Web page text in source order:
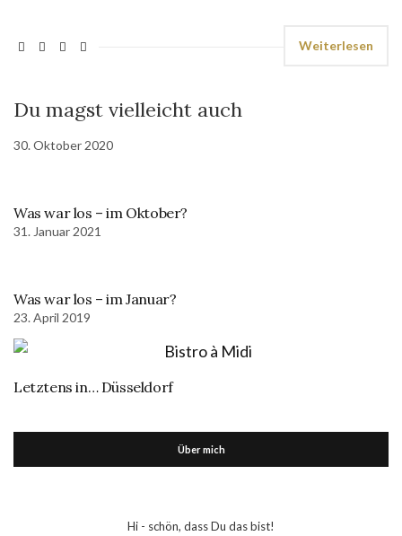
Weiterlesen
Du magst vielleicht auch
30. Oktober 2020
Was war los – im Oktober?
31. Januar 2021
Was war los – im Januar?
23. April 2019
Letztens in… Düsseldorf
Über mich
Hi - schön, dass Du das bist!